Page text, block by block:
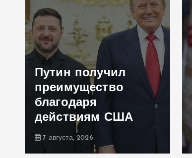
Путин получил
преимущество
благодаря
действиям США
7 августа, 2026